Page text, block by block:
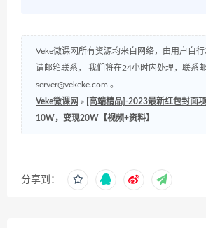
Veke微课网所有资源均来自网络，由用户自行
请邮箱联系， 我们将在24小时内处理，联系邮
server@vekeke.com 。
Veke微课网 »
[高端精品]-2023最新红包封面
10W，变现20W【视频+资料】
分享到：